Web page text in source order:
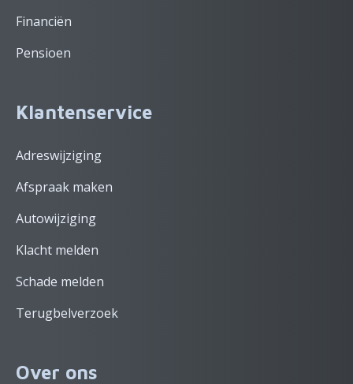
Financiën
Pensioen
Klantenservice
Adreswijziging
Afspraak maken
Autowijziging
Klacht melden
Schade melden
Terugbelverzoek
Over ons